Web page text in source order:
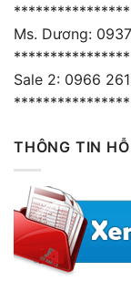
Ms. Dương:
Sale 2: 0966
THÔNG TIN